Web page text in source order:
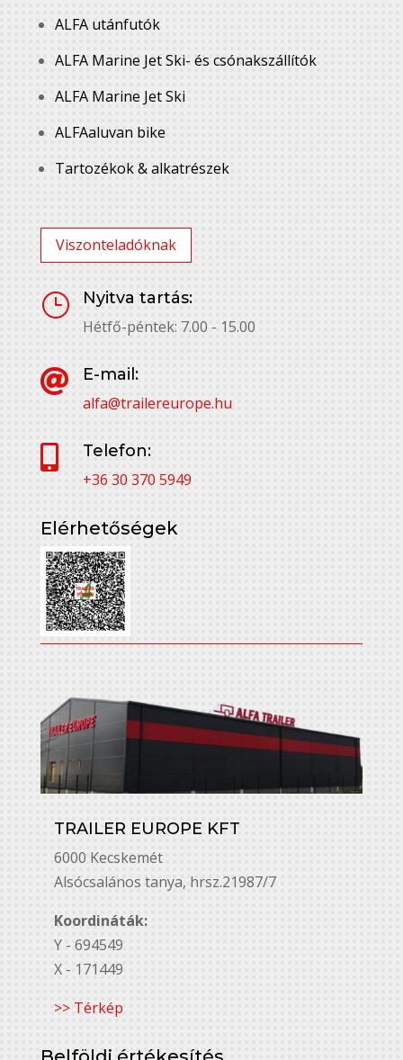
ALFA utánfutók
ALFA Marine Jet Ski- és csónakszállítók
ALFA Marine Jet Ski
ALFAaluvan bike
Tartozékok & alkatrészek
Viszonteladóknak
}
Nyitva tartás:
Hétfő-péntek: 7.00 - 15.00

E-mail:
alfa@trailereurope.hu

Telefon:
+36 30 370 5949
Elérhetőségek
TRAILER EUROPE KFT
6000 Kecskemét
Alsó￳csalános tanya, hrsz.21987/7
Koordináták:
Y - 694549
X - 171449
>> Térkép